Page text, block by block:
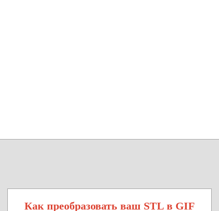
Как преобразовать ваш STL в GIF